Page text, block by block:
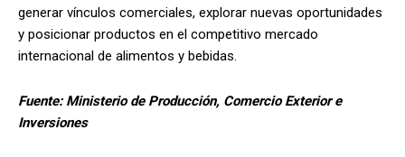
generar vínculos comerciales, explorar nuevas oportunidades
y posicionar productos en el competitivo mercado
internacional de alimentos y bebidas.
Fuente: Ministerio de Producción, Comercio Exterior e
Inversiones